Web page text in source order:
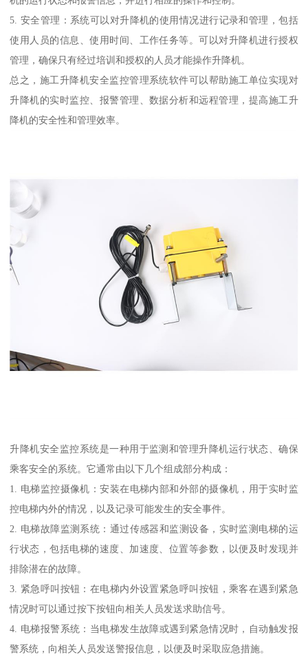
5. 安全管理：系统可以对升降机的使用情况进行记录和管理，包括
使用人员的信息、使用时间、工作任务等。可以对升降机进行授权
管理，确保只有经过培训和授权的人员才能操作升降机。
总之，施工升降机安全监控管理系统软件可以帮助施工单位实现对
升降机的实时监控、报警管理、数据分析和远程管理，提高施工升
降机的安全性和管理效率。
升降机安全监控系统是一种用于监测和管理升降机运行状态、确保
乘客安全的系统。它通常由以下几个组成部分构成：
1. 电梯监控摄像机：安装在电梯内部和外部的摄像机，用于实时监
控电梯内外的情况，以及记录可能发生的安全事件。
2. 电梯故障监测系统：通过传感器和监测设备，实时监测电梯的运
行状态，包括电梯的速度、加速度、位置等参数，以便及时发现并
排除潜在的故障。
3. 紧急呼叫按钮：在电梯内外设置紧急呼叫按钮，乘客在遇到紧急
情况时可以通过按下按钮向相关人员发送求助信号。
4. 电梯报警系统：当电梯发生故障或遇到紧急情况时，自动触发报
警系统，向相关人员发送警报信息，以便及时采取应急措施。